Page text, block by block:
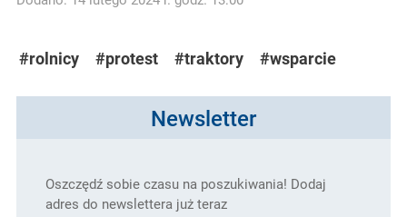
#rolnicy #protest #traktory #wsparcie
Newsletter
Oszczędź sobie czasu na poszukiwania! Dodaj
adres do newslettera już teraz